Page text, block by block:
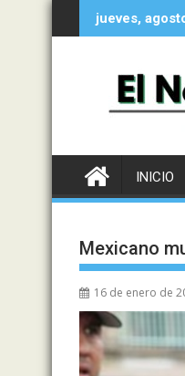
al
jueves,
INICIO
Mexicano
16 de enero de